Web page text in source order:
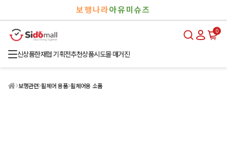
보행나라아유미슈즈
0
신상품한재협 기획전추천상품시도몰 매거진
보행관련 휠체어 용품 휠체어용 소품